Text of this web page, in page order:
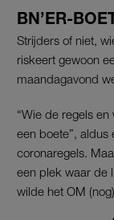
BN’ER-
Strijders of niet,
riskeert gewoon
maandagavond
“Wie de regels
een boete”, aldus
coronaregels.
een plek waar de
wilde het OM